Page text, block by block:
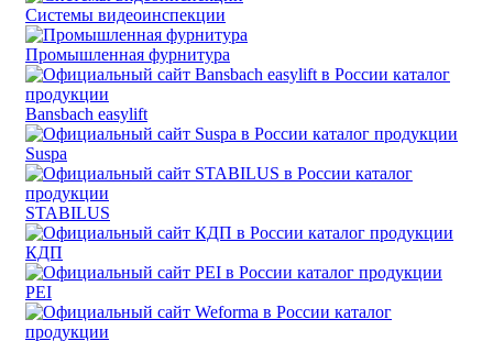
Системы видеоинспекции
Промышленная фурнитура
Bansbach easylift
Suspa
STABILUS
КДП
PEI